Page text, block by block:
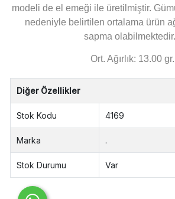
modeli de el emeği ile üretilmiştir.
nedeniyle belirtilen ortalama ürün
sapma
Ort. Ağırlık: 13.00 gr.
Diğer Özellikler
Stok Kodu 4169
Marka .
Stok Durumu Var